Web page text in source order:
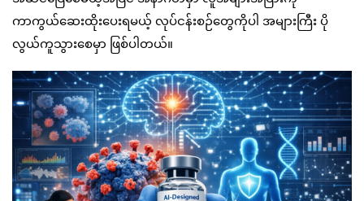
ကာကွယ်ဆေးထိုးပေးရမယ့် လုပ်ငန်းစဉ်တွေကိုပါ အများကြီး ပို
လွယ်ကူသွားစေမှာ ဖြစ်ပါတယ်။